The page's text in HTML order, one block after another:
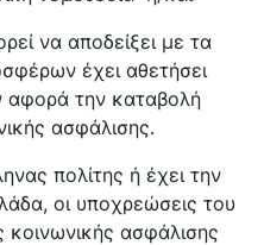
να αποδείξει με τα
έχει αθετήσει
αφορά την καταβολή
ασφάλισης.
πολίτης ή έχει την
οι υποχρεώσεις του
ασφάλισης